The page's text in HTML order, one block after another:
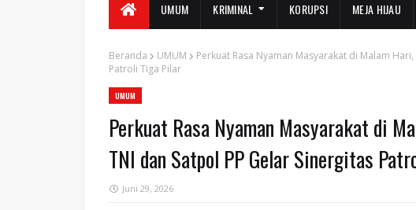
UMUM KRIMINAL KORUPSI MEJA HIJAU
Beranda UMUM
Perkuat Rasa Nyaman Masyarakat di Malam
Patroli Tiga Pilar
UMUM
Perkuat Rasa Nyaman Masyarakat di
TNI dan Satpol PP Gelar Sinergitas
Juni 29, 2026